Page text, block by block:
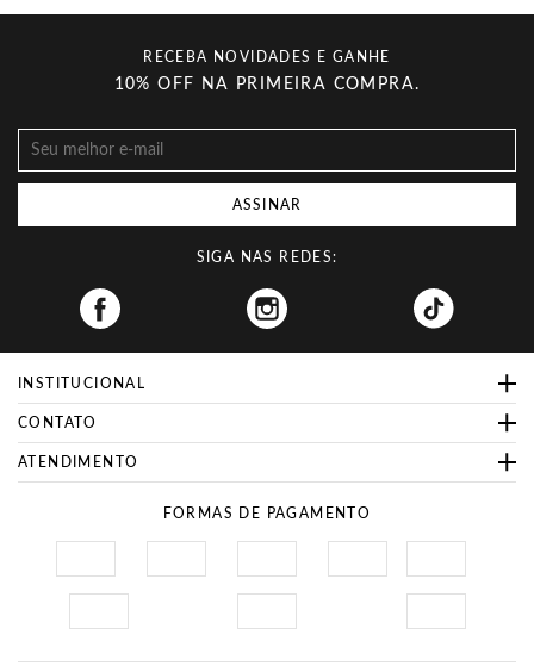
RECEBA NOVIDADES E GANHE
10% OFF NA PRIMEIRA COMPRA.
ASSINAR
SIGA NAS REDES:
Facebook
INSTITUCIONAL
CONTATO
ATENDIMENTO
FORMAS DE PAGAMENTO